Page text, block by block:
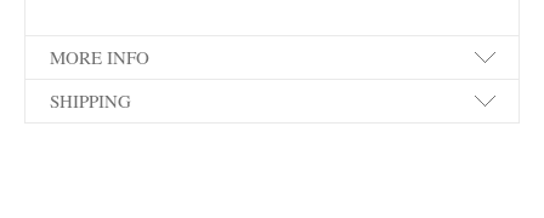
MORE INFO
SHIPPING